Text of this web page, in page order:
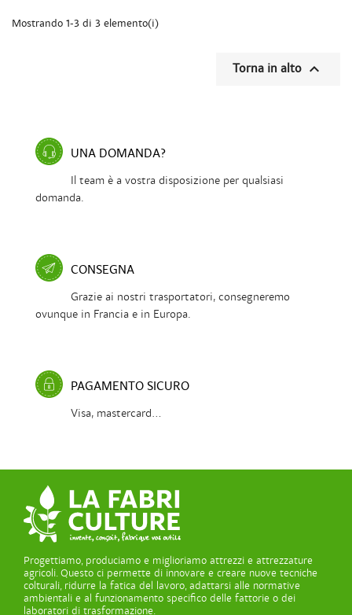
Mostrando 1-3 di 3 elemento(i)
Torna in alto 
UNA DOMANDA?
Il team è a vostra disposizione per qualsiasi
domanda.
CONSEGNA
Grazie ai nostri trasportatori, consegneremo
ovunque in Francia e in Europa.
PAGAMENTO SICURO
Visa, mastercard...
Progettiamo, produciamo e miglioriamo attrezzi e attrezzature
agricoli. Questo ci permette di innovare e creare nuove tecniche
colturali, ridurre la fatica del lavoro, adattarsi alle normative
ambientali e al funzionamento specifico delle fattorie o dei
laboratori di trasformazione.